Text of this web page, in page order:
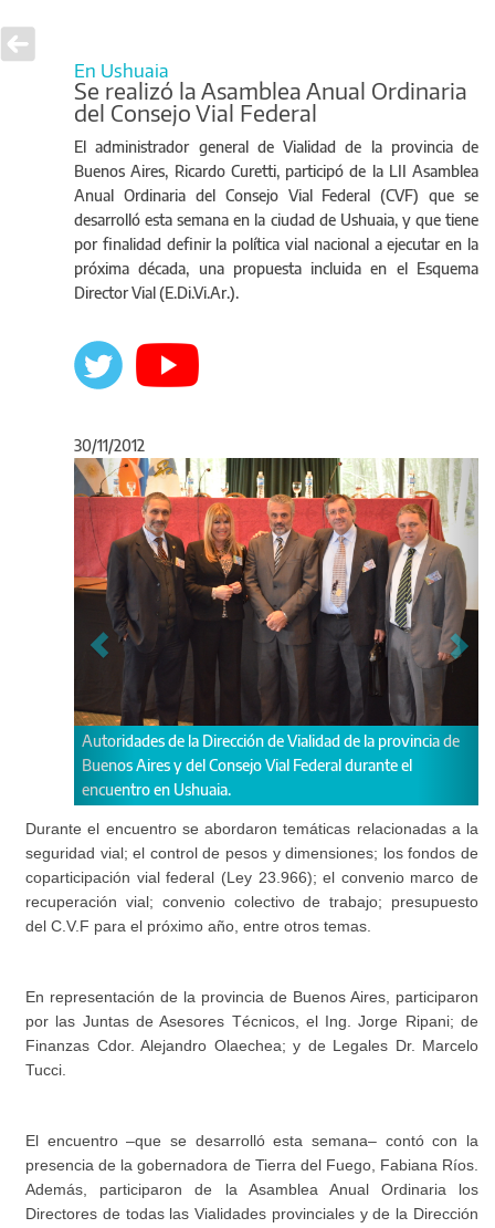
En Ushuaia
Se realizó la Asamblea Anual Ordinaria
del Consejo Vial Federal
El administrador general de Vialidad de la provincia de
Buenos Aires, Ricardo Curetti, participó de la LII Asamblea
Anual Ordinaria del Consejo Vial Federal (CVF) que se
desarrolló esta semana en la ciudad de Ushuaia, y que tiene
por finalidad definir la política vial nacional a ejecutar en la
próxima década, una propuesta incluida en el Esquema
Director Vial (E.Di.Vi.Ar.).
30/11/2012
El administrador general de la Dirección de Vialidad,
Ricardo Curetti, durante el acto apertura de la Asamblea
Anual Ordinaria del Consejo Vial Federal.
Anterior
Durante el encuentro se abordaron temáticas relacionadas a la
seguridad vial; el control de pesos y dimensiones; los fondos de
coparticipación vial federal (Ley 23.966); el convenio marco de
recuperación vial; convenio colectivo de trabajo; presupuesto
del C.V.F para el próximo año, entre otros temas.
En representación de la provincia de Buenos Aires, participaron
por las Juntas de Asesores Técnicos, el Ing. Jorge Ripani; de
Finanzas Cdor. Alejandro Olaechea; y de Legales Dr. Marcelo
Tucci.
El encuentro –que se desarrolló esta semana– contó con la
presencia de la gobernadora de Tierra del Fuego, Fabiana Ríos.
Además, participaron de la Asamblea Anual Ordinaria los
Directores de todas las Vialidades provinciales y de la Dirección